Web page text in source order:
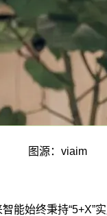
图源：viaim
能始终秉持“5+X”